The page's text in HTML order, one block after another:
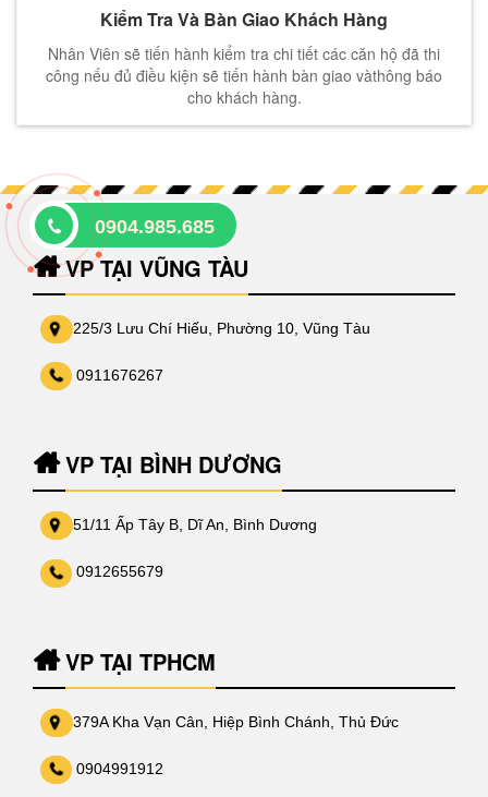
Kiểm Tra Và Bàn Giao Khách Hàng
Nhân Viên sẽ tiến hành kiểm tra chi tiết các căn hộ đã thi
công nếu đủ điều kiện sẽ tiến hành bàn giao vàthông báo
cho khách hàng.
VP TẠI VŨNG TÀU
225/3 Lưu Chí Hiếu, Phường 10, Vũng Tàu
0911676267
VP TẠI BÌNH DƯƠNG
51/11 Ấp Tây B, Dĩ An, Bình Dương
0912655679
VP TẠI TPHCM
379A Kha Vạn Cân, Hiệp Bình Chánh, Thủ Đức
0904991912
0904.985.685